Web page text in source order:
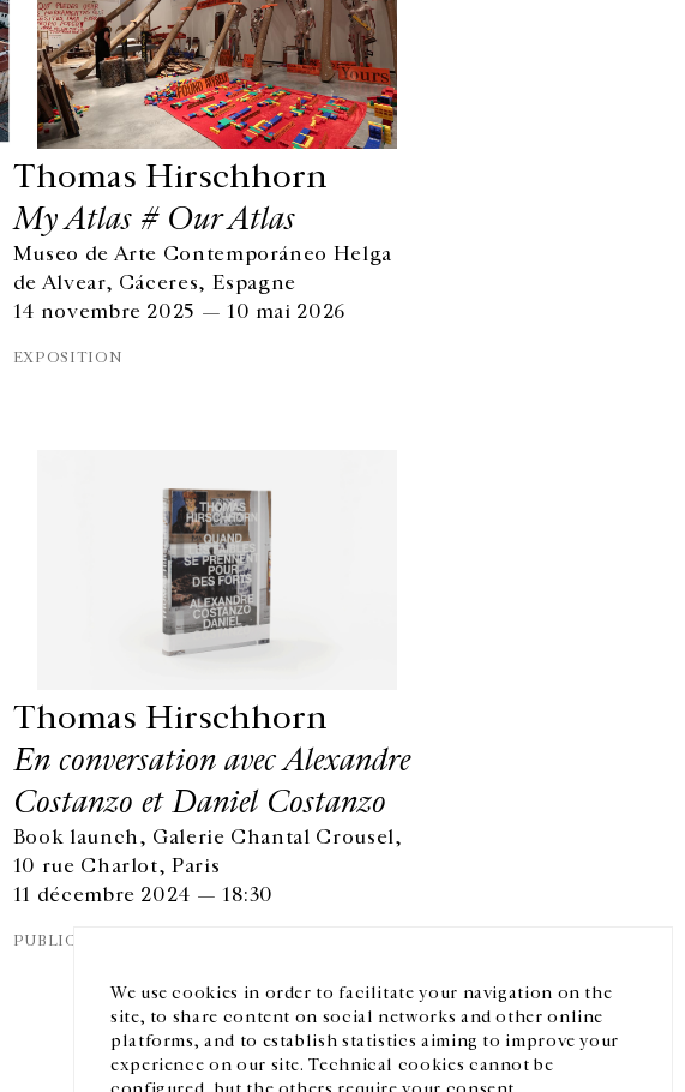
We use cookies in order to facilitate your navigation on the
site, to share content on social networks and other online
platforms, and to establish statistics aiming to improve your
experience on our site. Technical cookies cannot be
Thomas Hirschhorn
My Atlas # Our Atlas
Museo de Arte Contemporáneo Helga
de Alvear, Cáceres, Espagne
14 novembre 2025 — 10 mai 2026
EXPOSITION
Thomas Hirschhorn
En conversation avec Alexandre
Costanzo et Daniel Costanzo
Book launch, Galerie Chantal Crousel,
10 rue Charlot, Paris
11 décembre 2024 — 18:30
PUBLICATION
EN FR 中文 Facebook Instagram
Inscrivez-vous à notre newsletter